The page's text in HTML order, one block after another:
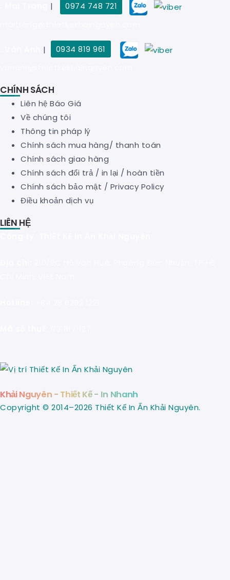
|
0974 748 721
|
0934 819 961
CHÍNH SÁCH
Liên hệ Báo Giá
Về chúng tôi
Thông tin pháp lý
Chính sách mua hàng/ thanh toán
Chính sách giao hàng
Chính sách đổi trả / in lại / hoàn tiền
Chính sách bảo mật / Privacy Policy
Điều khoản dịch vụ
LIÊN HỆ
Khải Nguyên - Thiết Kế - In Nhanh
Copyright © 2014–2026 Thiết Kế In Ấn Khải Nguyên.